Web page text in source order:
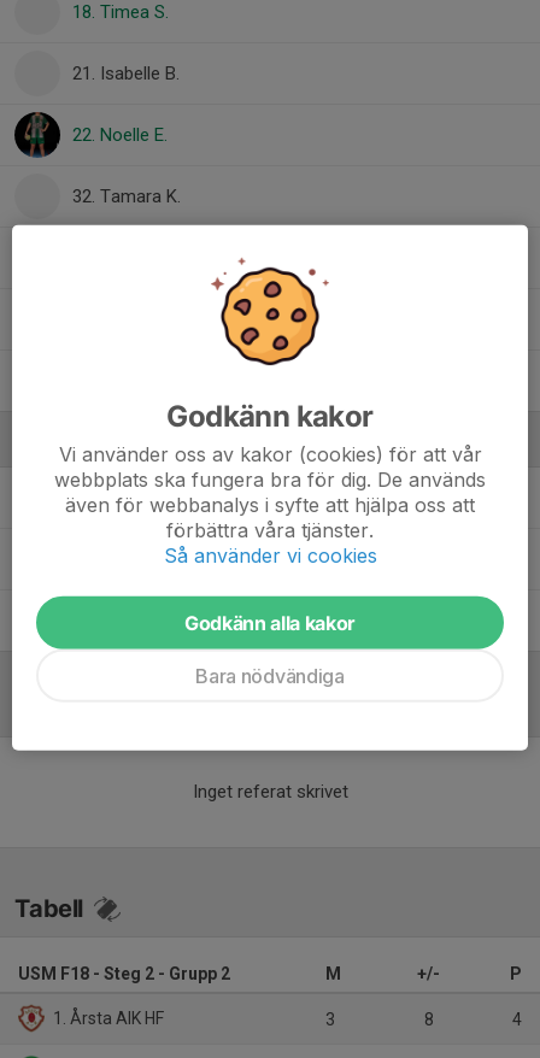
18. Timea S.
21. Isabelle B.
22. Noelle E.
32. Tamara K.
Ledare
Mattias SöderbergHuvudtränare Damer U / F19
Patrik FärmMålvaktstränare
Urban PeterssonAssisterande tränare
Inget referat skrivet
Tabell
USM F18 - Steg 2 - Grupp 2 M +/- P
1. Årsta AIK HF 3 8 4
Godkänn kakor
Vi använder oss av kakor (cookies) för att vår
webbplats ska fungera bra för dig. De används
även för webbanalys i syfte att hjälpa oss att
förbättra våra tjänster.
Så använder vi cookies
Godkänn alla kakor
Bara nödvändiga